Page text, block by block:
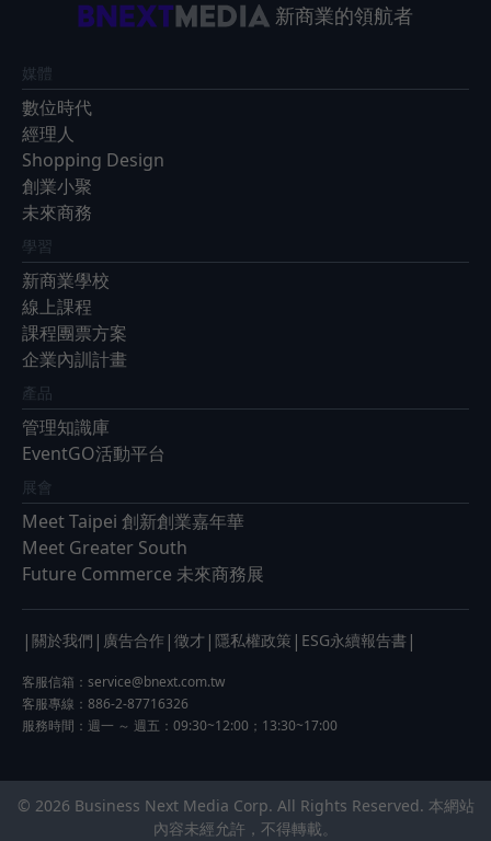
新商業的領航者
媒體
數位時代
經理人
Shopping Design
創業小聚
未來商務
學習
新商業學校
線上課程
課程團票方案
企業內訓計畫
產品
管理知識庫
EventGO活動平台
展會
Meet Taipei 創新創業嘉年華
Meet Greater South
Future Commerce 未來商務展
| 關於我們 | 廣告合作 | 徵才 | 隱私權政策 | ESG永續報告書 |
客服信箱： service@bnext.com.tw
客服專線：886-2-87716326
服務時間：週一 ～ 週五：09:30~12:00；13:30~17:00
© 2026 Business Next Media Corp. All Rights Reserved. 本網站
內容未經允許，不得轉載。